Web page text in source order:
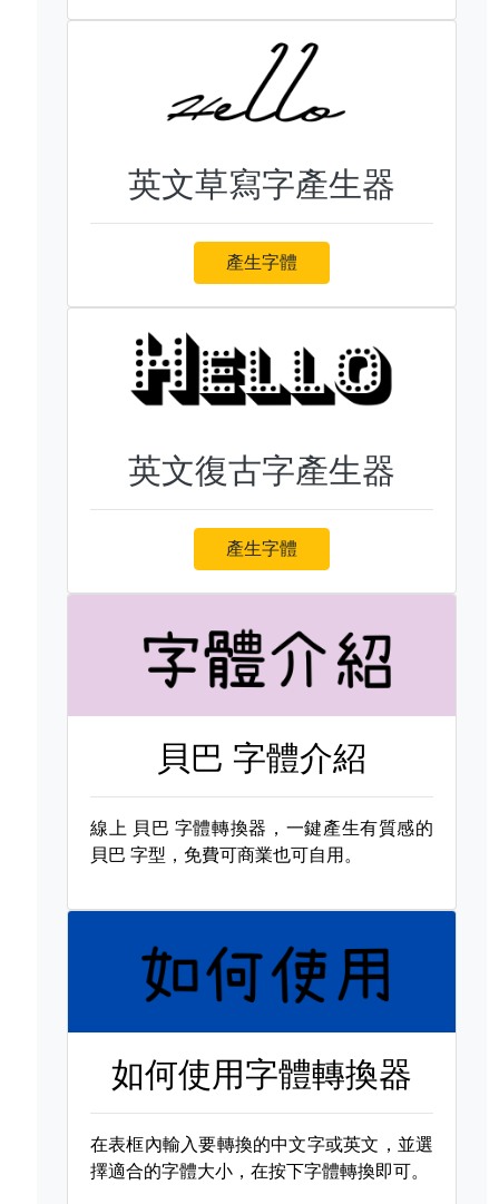
英文草寫字產生器
產生字體
英文復古字產生器
產生字體
貝巴 字體介紹
線上 貝巴 字體轉換器，一鍵產生有質感的
貝巴 字型，免費可商業也可自用。
如何使用字體轉換器
在表框內輸入要轉換的中文字或英文，並選
擇適合的字體大小，在按下字體轉換即可。